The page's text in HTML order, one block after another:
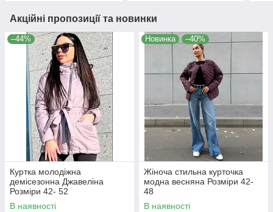
Акційні пропозиції та новинки
–44%
Куртка молодіжна
демісезонна Джавеліна
Розміри 42- 52
В наявності
Новинка –40%
Жіноча стильна курточка
модна весняна Розміри 42-
48
В наявності